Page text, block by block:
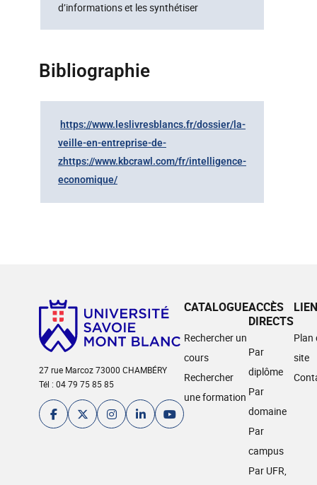
d’informations et les synthétiser
Bibliographie
https://www.leslivresblancs.fr/dossier/la-
veille-en-entreprise-de-
zhttps://www.kbcrawl.com/fr/intelligence-
economique/
27 rue Marcoz 73000 CHAMBÉRY
Tél : 04 79 75 85 85
CATALOGUE
Rechercher un
cours
Rechercher
une formation
ACCÈS
DIRECTS
Par
diplôme
Par
domaine
Par
campus
Par UFR,
Plan
site